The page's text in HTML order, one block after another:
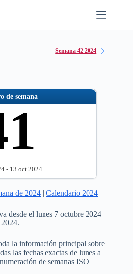
Semana 42 2024
de semana
- 13 oct 2024
de 2024 |Calendario 2024
desde el lunes 7 octubre 2024
la información principal sobre
las fechas exactas de lunes a
de semanas ISO